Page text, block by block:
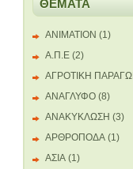
ΘΕΜΑΤΑ
ANIMATION (1)
Α.Π.Ε (2)
ΑΓΡΟΤΙΚΗ
ΑΝΑΓΛΥΦΟ (8)
ΑΝΑΚΥΚΛΩΣΗ (3)
ΑΡΘΡΟΠΟΔΑ (1)
ΑΣΙΑ (1)